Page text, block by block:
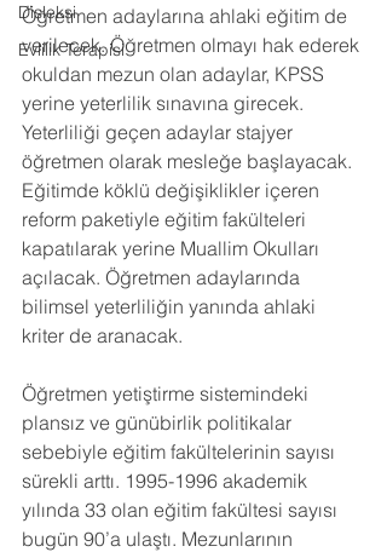
Disleksi
Evlilik Terapisi
Öğretmen adaylarına ahlaki eğitim de
verilecek. Öğretmen olmayı hak ederek
okuldan mezun olan adaylar, KPSS
yerine yeterlilik sınavına girecek.
Yeterliliği geçen adaylar stajyer
öğretmen olarak mesleğe başlayacak.
Eğitimde köklü değişiklikler içeren
reform paketiyle eğitim fakülteleri
kapatılarak yerine Muallim Okulları
açılacak. Öğretmen adaylarında
bilimsel yeterliliğin yanında ahlaki
kriter de aranacak.
Öğretmen yetiştirme sistemindeki
plansız ve günübirlik politikalar
sebebiyle eğitim fakültelerinin sayısı
sürekli arttı. 1995-1996 akademik
yılında 33 olan eğitim fakültesi sayısı
bugün 90’a ulaştı. Mezunlarının